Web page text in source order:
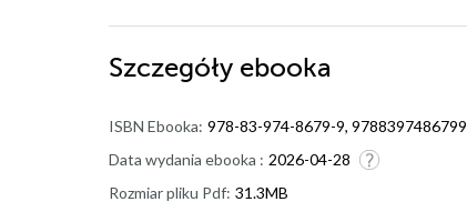
Szczegóły ebooka
ISBN Ebooka: 978-83-974-8679-9, 9788397486799
Data wydania ebooka : 2026-04-28
Rozmiar pliku Pdf: 31.3MB